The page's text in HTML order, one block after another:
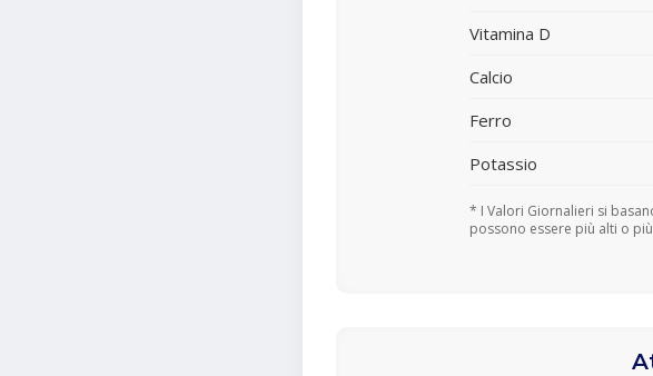
Vitamina D
Calcio
Ferro
Potassio
* I Valori Giornalieri si
possono essere più alti o